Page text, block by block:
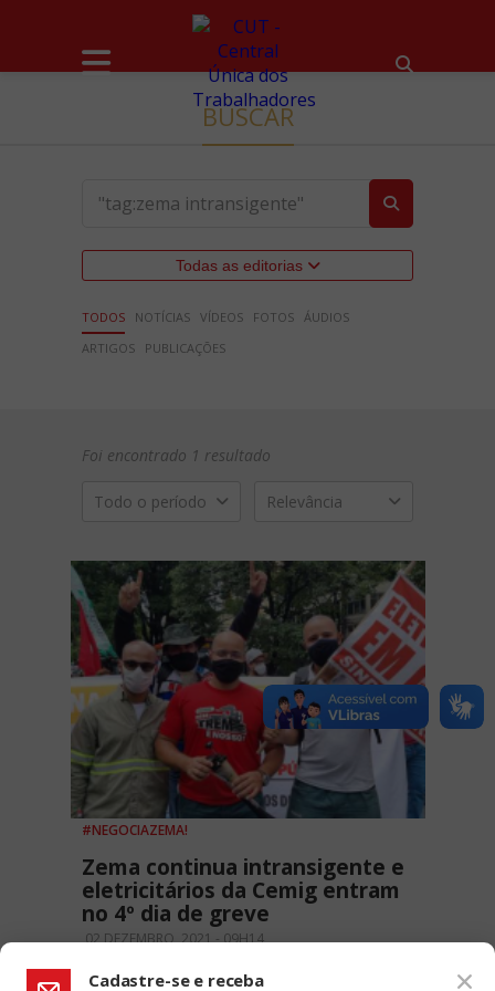
BUSCAR
Todas as editorias
TODOS NOTÍCIAS VÍDEOS FOTOS ÁUDIOS
ARTIGOS
PUBLICAÇÕES
Foi encontrado 1 resultado
Todo o período Relevância
#NEGOCIAZEMA!
Zema continua intransigente e
eletricitários da Cemig entram
no 4º dia de greve
02 DEZEMBRO, 2021 - 09H14
Cadastre-se e receba